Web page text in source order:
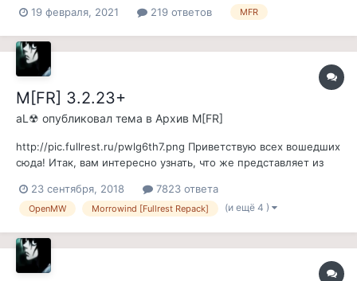
дальнейшей судьбе проекта. При выработке стратегии
только собственными взглядами на э...
19 февраля, 2021 219 ответов MFR
M[FR] 3.2.23+
aL☢ опубликовал тема в Архив M[FR]
http://pic.fullrest.ru/pwlg6th7.png Приветствую всех вошедших
сюда! Итак, вам интересно узнать, что же представляет из
наливай чай\кофе и неспеша слушай, прежде, чем ты
отправишься в мир, где можно жить вечно... Данный репак
23 сентября, 2018 7823 ответа
OpenMW Morrowind [Fullrest Repack] (и ещё 4 )